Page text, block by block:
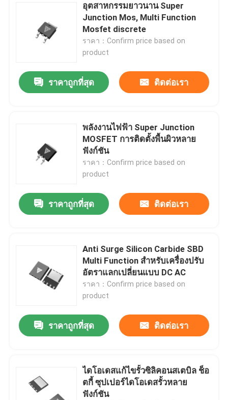
อุตสาหกรรมยาวนาน Super
Junction Mos, Multi Function
Mosfet discrete
ราคา：Confirm price based on
product
ราคาถูกที่สุด ติดต่อเรา
พลังงานไฟฟ้า Super Junction
MOSFET การติดตั้งพื้นผิวหลาย
ฟังก์ชัน
ราคา：Confirm price based on
product
ราคาถูกที่สุด ติดต่อเรา
Anti Surge Silicon Carbide SBD
Multi Function สําหรับเครื่องปรับ
อัตราแลกเปลี่ยนแบบ DC AC
ราคา：Confirm price based on
product
ราคาถูกที่สุด ติดต่อเรา
ไดโอเดสแก้ไขรั้วซิลิคอนสเตบิล ช็อ
ตกี้ ซุปเปอร์ไดโอเดสรั้วหลาย
ฟังก์ชัน